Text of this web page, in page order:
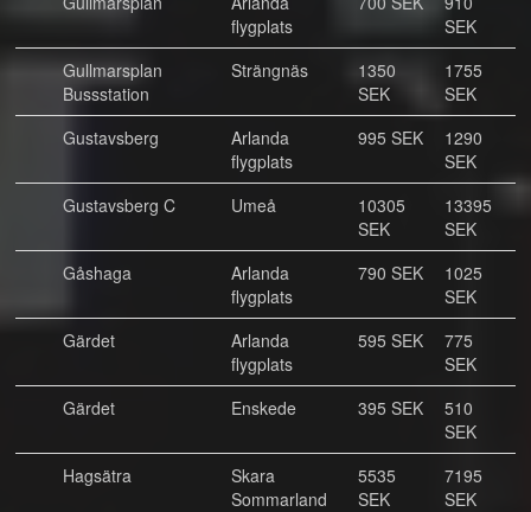
flygplats
SEK
Gullmarsplan
Bussstation
Strängnäs
1350
SEK
1755
SEK
Gustavsberg
Arlanda
flygplats
995 SEK
1290
SEK
Gustavsberg C
Umeå
10305
SEK
13395
SEK
Gåshaga
Arlanda
flygplats
790 SEK
1025
SEK
Gärdet
Arlanda
flygplats
595 SEK
775
SEK
Gärdet
Enskede 395 SEK
510
SEK
Hagsätra
Skara
Sommarland
5535
SEK
7195
SEK